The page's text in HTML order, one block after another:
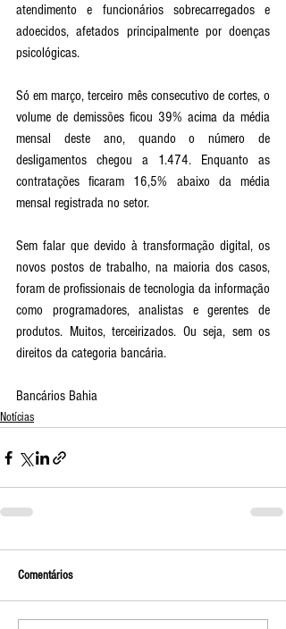
atendimento e funcionários sobrecarregados e
adoecidos, afetados principalmente por doenças
psicológicas.
Só em março, terceiro mês consecutivo de cortes, o
volume de demissões ficou 39% acima da média
mensal deste ano, quando o número de
desligamentos chegou a 1.474. Enquanto as
contratações ficaram 16,5% abaixo da média
mensal registrada no setor.
Sem falar que devido à transformação digital, os
novos postos de trabalho, na maioria dos casos,
foram de profissionais de tecnologia da informação
como programadores, analistas e gerentes de
produtos. Muitos, terceirizados. Ou seja, sem os
direitos da categoria bancária.
Bancários Bahia
Notícias
Comentários